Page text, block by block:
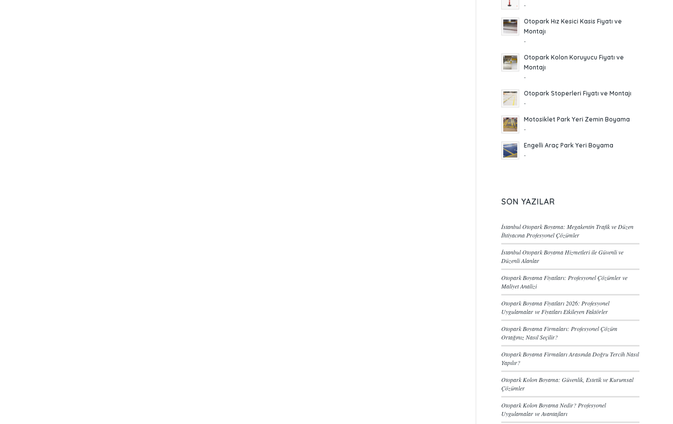
-
Otopark Hız Kesici Kasis Fiyatı ve
Montajı
-
Otopark Kolon Koruyucu Fiyatı ve
Montajı
-
Otopark Stoperleri Fiyatı ve Montajı
-
Motosiklet Park Yeri Zemin Boyama
-
Engelli Araç Park Yeri Boyama
-
SON YAZILAR
İstanbul Otopark Boyama: Megakentin Trafik ve Düzen
İhtiyacına Profesyonel Çözümler
İstanbul Otopark Boyama Hizmetleri ile Güvenli ve
Düzenli Alanlar
Otopark Boyama Fiyatları: Profesyonel Çözümler ve
Maliyet Analizi
Otopark Boyama Fiyatları 2026: Profesyonel
Uygulamalar ve Fiyatları Etkileyen Faktörler
Otopark Boyama Firmaları: Profesyonel Çözüm
Ortağınız Nasıl Seçilir?
Otopark Boyama Firmaları Arasında Doğru Tercih Nasıl
Yapılır?
Otopark Kolon Boyama: Güvenlik, Estetik ve Kurumsal
Çözümler
Otopark Kolon Boyama Nedir? Profesyonel
Uygulamalar ve Avantajları